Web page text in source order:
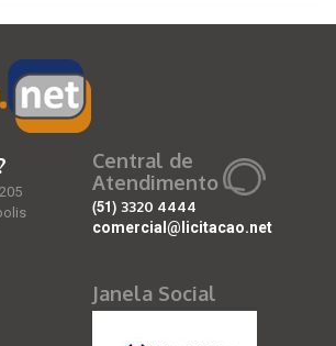
Central de
Atendimento
(51) 3320 4444
comercial@licitacao.net
Janela Social